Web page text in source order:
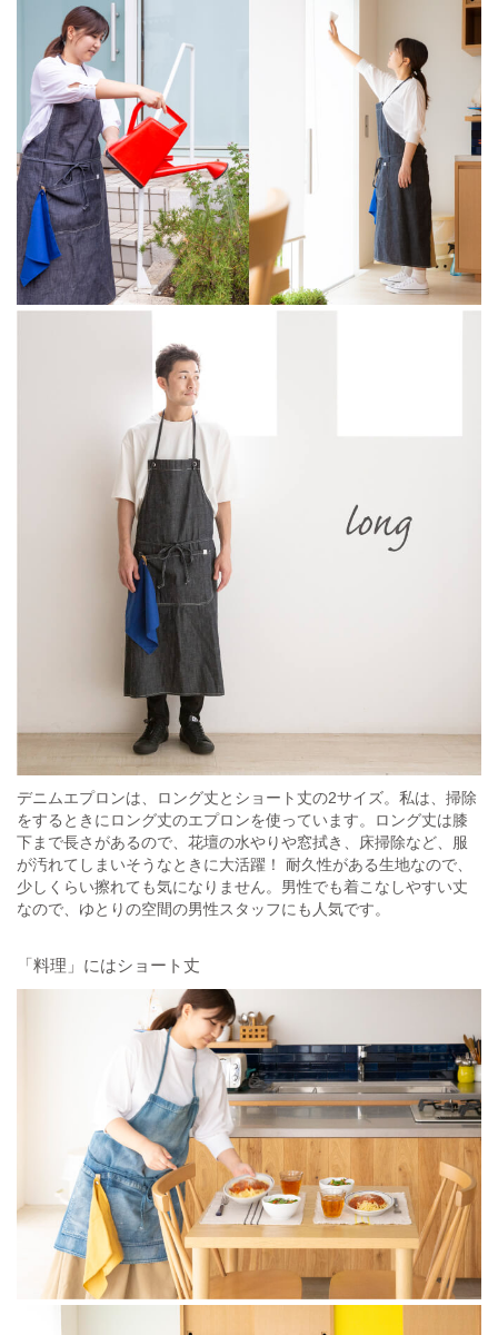
デニムエプロンは、ロング丈とショート丈の2サイズ。私は、掃除
をするときにロング丈のエプロンを使っています。ロング丈は膝
下まで長さがあるので、花壇の水やりや窓拭き、床掃除など、服
が汚れてしまいそうなときに大活躍！ 耐久性がある生地なので、
少しくらい擦れても気になりません。男性でも着こなしやすい丈
なので、ゆとりの空間の男性スタッフにも人気です。
「料理」にはショート丈